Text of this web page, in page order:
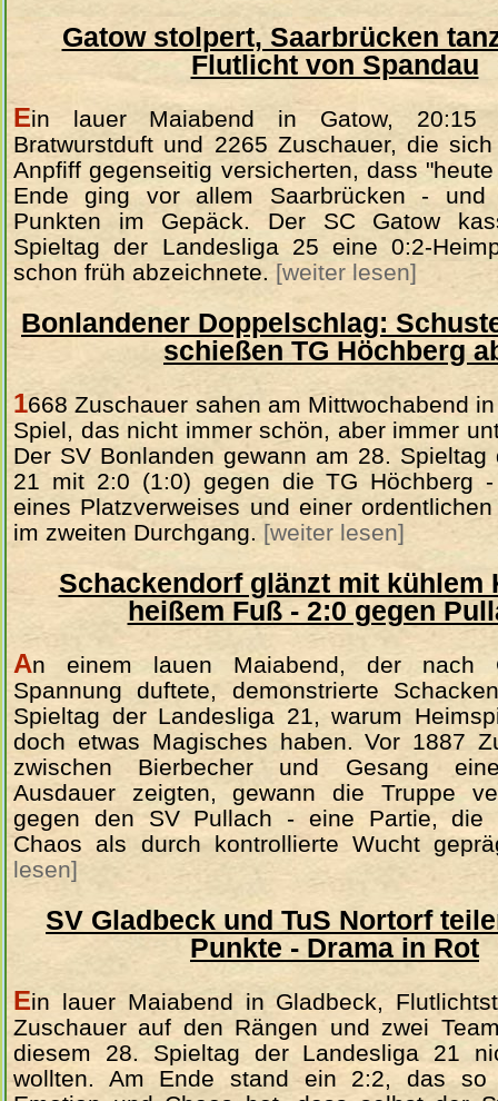
Gatow stolpert, Saarbrücken
Flutlicht von Spandau
Ein lauer Maiabend in Gatow, 20:15
Bratwurstduft und 2265 Zuschauer, die
Anpfiff gegenseitig versicherten, dass
Ende ging vor allem Saarbrücken -
Punkten im Gepäck. Der SC Gatow
Spieltag der Landesliga 25 eine 0:2-
schon früh abzeichnete. [weiter lesen]
Bonlandener Doppelschlag:
schießen TG Höchberg
1668 Zuschauer sahen am Mittwochabend
Spiel, das nicht immer schön, aber immer
Der SV Bonlanden gewann am 28. Spieltag
21 mit 2:0 (1:0) gegen die TG Höchberg
eines Platzverweises und einer
im zweiten Durchgang. [weiter lesen]
Schackendorf glänzt mit kühlem
heißem Fuß - 2:0 gegen
An einem lauen Maiabend, der nach
Spannung duftete, demonstrierte
Spieltag der Landesliga 21, warum
doch etwas Magisches haben. Vor 1887
zwischen Bierbecher und Gesang
Ausdauer zeigten, gewann die Truppe
gegen den SV Pullach - eine Partie, die
Chaos als durch kontrollierte Wucht
lesen]
SV Gladbeck und TuS Nortorf
Punkte - Drama in Rot
Ein lauer Maiabend in Gladbeck,
Zuschauer auf den Rängen und zwei
diesem 28. Spieltag der Landesliga 21
wollten. Am Ende stand ein 2:2, das so